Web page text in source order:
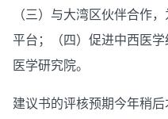
（三）与大湾区伙伴合作
平台；（四）促进中西医
医学研究院。
建议书的评核预期今年稍